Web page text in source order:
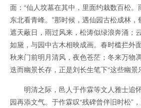
面：“仙人坟墓在其中，里面约栽数百松
东北看青峰。”那时候，遇仙园古松成林
遮天蔽日，雨过风来，松涛似绿浪奔涌；
如黛，与园中古木相映成画。春时槛拦外
秋来门前明月清风，夜色苍茫；冬来万物
迭而幽景长存，正是刘长生笔下“这些幽景
明清之际，邑人于作霖等文人雅士追
园再添文气。于作霖叹“残碑曾伴旧时松”